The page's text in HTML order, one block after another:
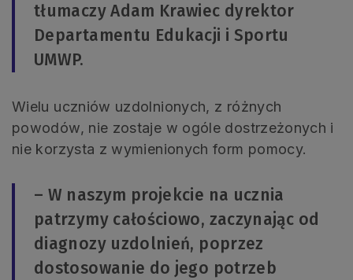
tłumaczy Adam Krawiec dyrektor
Departamentu Edukacji i Sportu
UMWP.
Wielu uczniów uzdolnionych, z różnych
powodów, nie zostaje w ogóle dostrzeżonych i
nie korzysta z wymienionych form pomocy.
– W naszym projekcie na ucznia
patrzymy całościowo, zaczynając od
diagnozy uzdolnień, poprzez
dostosowanie do jego potrzeb